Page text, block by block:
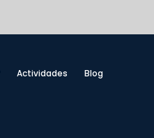
Actividades Blog